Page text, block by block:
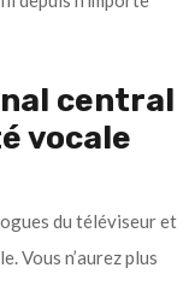
central
vocale
du téléviseur et
Vous n’aurez plus